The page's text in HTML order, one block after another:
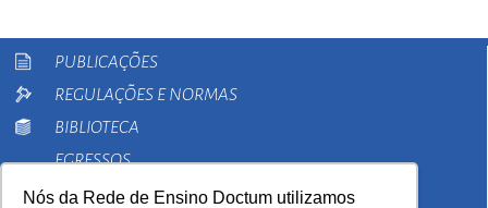
Nós da Rede de Ensino Doctum utilizamos
PUBLICAÇÕES
REGULAÇÕES E NORMAS
BIBLIOTECA
EGRESSOS
PESQUISA